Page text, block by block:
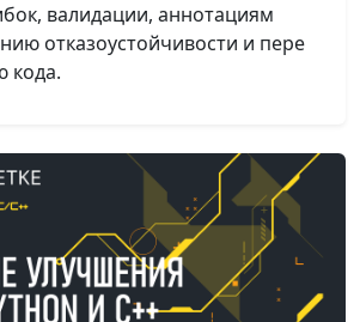
валидации, аннотациям
отказоустойчивости и пере
кода.